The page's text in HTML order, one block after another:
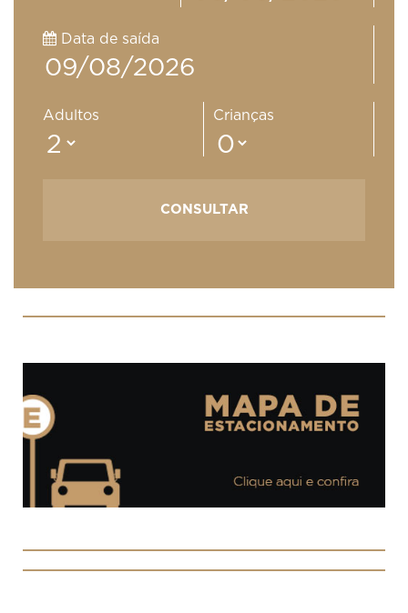
Data de saída
Adultos Crianças